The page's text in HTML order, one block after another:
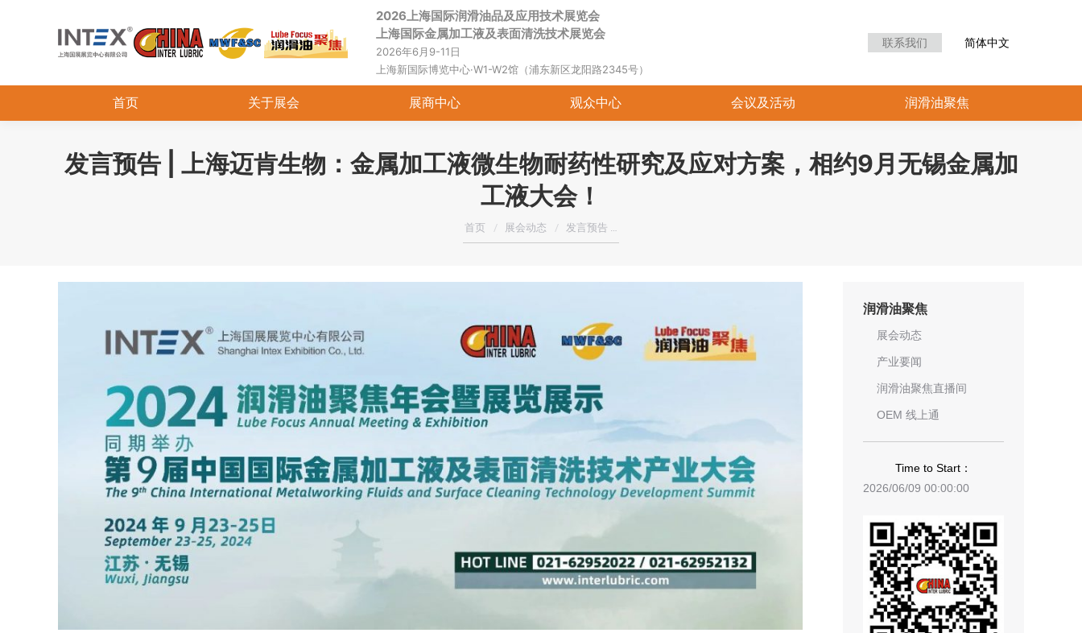
2026上海国际润滑油品及应用技术展览会
上海国际金属加工液及表面清洗技术展览会
2026年6月9-11日
上海新国际博览中心·W1-W2馆（浦东新区龙阳路2345号）
联系我们 简体中文
首页 关于展会 展商中心 观众中心 会议及活动 润滑油聚焦
发言预告 | 上海迈肯生物：金属加工液微生物耐药性研究及应对方案，相约9月无锡金属加
工液大会！
您在这里：
首页 展会动态 发言预告 …
润滑油聚焦
展会动态
产业要闻
润滑油聚焦直播间
OEM 线上通
Time to Start：
2026/06/09 00:00:00
首页 关于展会 展商中心